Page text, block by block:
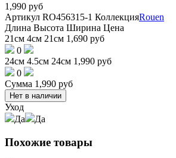
1,990 руб
Артикул RO456315-1 КоллекцияRouen
Длина Высота Ширина Цена
21см 4см 21см 1,690 руб
0
24см 4.5см 24см 1,990 руб
0
Сумма 1,990 руб
Нет в наличии
Уход
Да
Да
Похожие товары